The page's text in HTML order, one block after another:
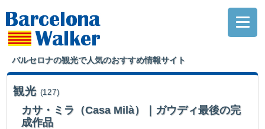
バルセロナの観光で人気のおすすめ情報サイト
観光 (127)
カサ・ミラ（Casa Milà）｜ガウディ最後の完
成作品